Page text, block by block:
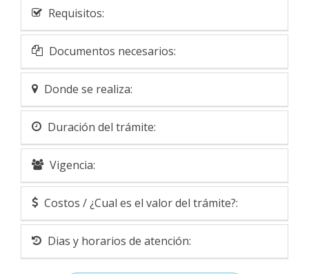
Requisitos:
Documentos necesarios:
Donde se realiza:
Duración del trámite:
Vigencia:
Costos / ¿Cual es el valor del trámite?:
Dias y horarios de atención: